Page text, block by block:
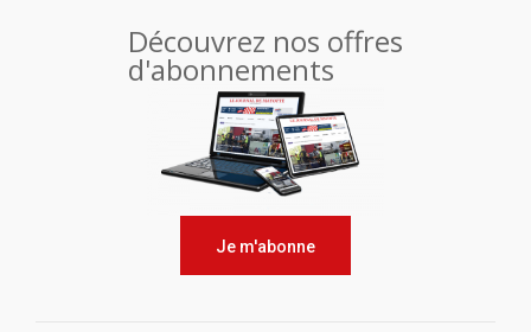
Découvrez nos offres
d'abonnements
Je m'abonne